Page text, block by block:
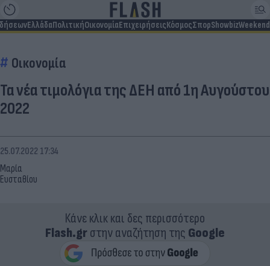
ΕλλάδαΠολιτικήΟικονομίαΕπιχειρήσειςΚόσμοςΣπορShowbizWeekend
Οικονομία
Τα νέα τιμολόγια της ΔΕΗ από 1η Αυγούστου
2022
Μαρία
Ευσταθίου
25.07.2022 17:34
Κάνε κλικ και δες περισσότερο
Flash.grστην αναζήτηση της Google